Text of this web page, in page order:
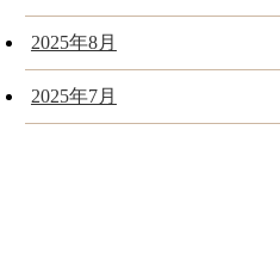
2025年8月
2025年7月